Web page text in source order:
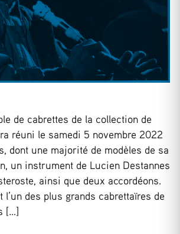
de cabrettes de la collection de
réuni le samedi 5 novembre 2022
dont une majorité de modèles de sa
un instrument de Lucien Destannes
ainsi que deux accordéons.
l’un des plus grands cabrettaïres de
[…]